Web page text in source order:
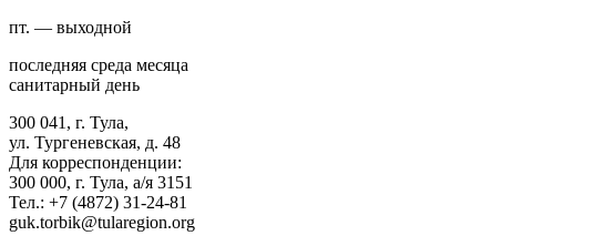
пт. — выходной
последняя среда месяца
санитарный день
300 041, г. Тула,
ул. Тургеневская, д. 48
Для корреспонденции:
300 000, г. Тула, а/я 3151
Тел.: +7 (4872) 31-24-81
guk.torbik@tularegion.org